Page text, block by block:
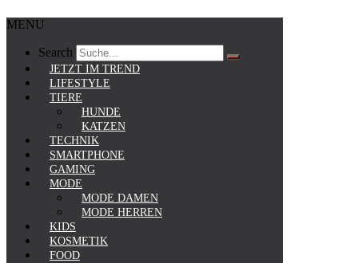
MENU
Search
JETZT IM TREND
LIFESTYLE
TIERE
HUNDE
KATZEN
TECHNIK
SMARTPHONE
GAMING
MODE
MODE DAMEN
MODE HERREN
KIDS
KOSMETIK
FOOD